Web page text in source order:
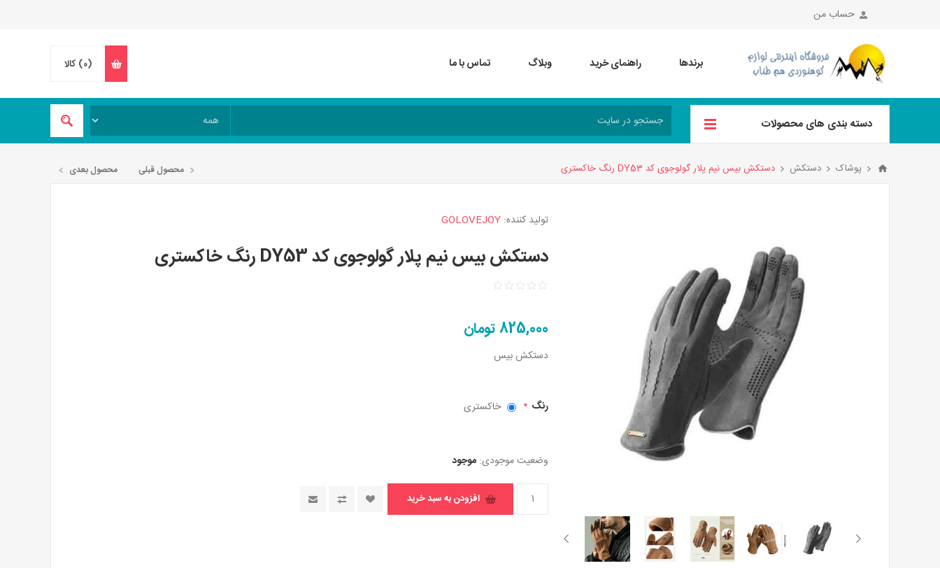
حساب من
برندها راهنمای خرید وبلاگ تماس با ما (0) کالا
دسته بندی های محصولات
پوشاک دستکش دستکش بیس نیم پلار گولوجوی کد DY53 رنگ خاکستری محصول قبلی محصول بعدی
تولید کننده: GOLOVEJOY
دستکش بیس نیم پلار گولوجوی کد DY53 رنگ خاکستری
825,000 تومان
دستکش بیس
رنگ * خاکستری
وضعیت موجودی: موجود